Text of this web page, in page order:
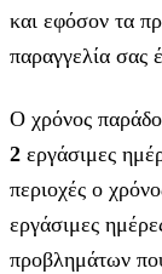
και εφόσον τα
παραγγελία σας
Ο χρόνος
2 εργάσιμες
περιοχές ο
εργάσιμες
προβλημάτων